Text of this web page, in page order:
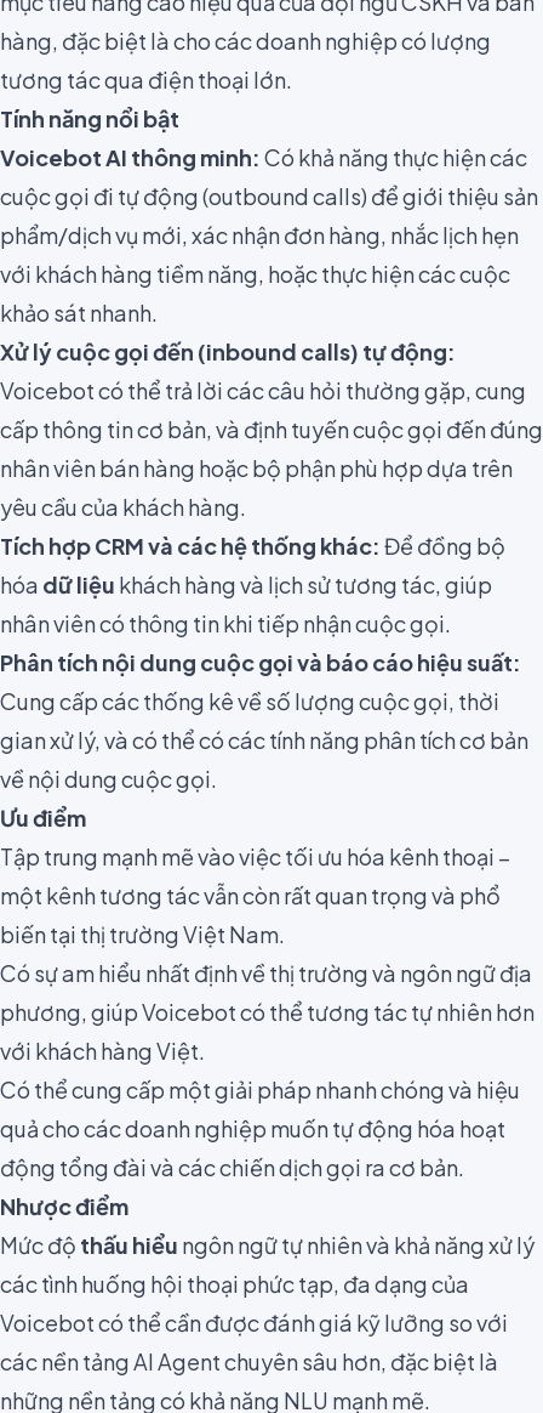
hàng, đặc biệt là cho các doanh nghiệp có lượng
tương tác qua điện thoại lớn.
Tính năng nổi bật
Voicebot AI thông minh: Có khả năng thực hiện các
cuộc gọi đi tự động (outbound calls) để giới thiệu sản
phẩm/dịch vụ mới, xác nhận đơn hàng, nhắc lịch hẹn
với khách hàng tiềm năng, hoặc thực hiện các cuộc
khảo sát nhanh.
Xử lý cuộc gọi đến (inbound calls) tự động:
Voicebot có thể trả lời các câu hỏi thường gặp, cung
cấp thông tin cơ bản, và định tuyến cuộc gọi đến đúng
nhân viên bán hàng hoặc bộ phận phù hợp dựa trên
yêu cầu của khách hàng.
Tích hợp CRM và các hệ thống khác: Để đồng bộ
hóa dữ liệu khách hàng và lịch sử tương tác, giúp
nhân viên có thông tin khi tiếp nhận cuộc gọi.
Phân tích nội dung cuộc gọi và báo cáo hiệu suất:
Cung cấp các thống kê về số lượng cuộc gọi, thời
gian xử lý, và có thể có các tính năng phân tích cơ bản
về nội dung cuộc gọi.
Ưu điểm
Tập trung mạnh mẽ vào việc tối ưu hóa kênh thoại –
một kênh tương tác vẫn còn rất quan trọng và phổ
biến tại thị trường Việt Nam.
Có sự am hiểu nhất định về thị trường và ngôn ngữ địa
phương, giúp Voicebot có thể tương tác tự nhiên hơn
với khách hàng Việt.
Có thể cung cấp một giải pháp nhanh chóng và hiệu
quả cho các doanh nghiệp muốn tự động hóa hoạt
động tổng đài và các chiến dịch gọi ra cơ bản.
Nhược điểm
Mức độ thấu hiểu ngôn ngữ tự nhiên và khả năng xử lý
các tình huống hội thoại phức tạp, đa dạng của
Voicebot có thể cần được đánh giá kỹ lưỡng so với
các nền tảng AI Agent chuyên sâu hơn, đặc biệt là
những nền tảng có khả năng NLU mạnh mẽ.